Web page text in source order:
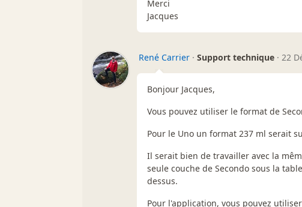
Merci
Jacques
René Carrier · Support technique · 22
Bonjour Jacques,
Vous pouvez utiliser le format de
Pour le Uno un format 237 ml serait
Il serait bien de travailler avec la
seule couche de Secondo sous la
dessus.
Pour l'application, vous pouvez